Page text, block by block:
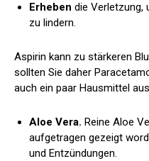
Erheben die Verletzung,
zu lindern.
Aspirin kann zu stärkeren
sollten Sie daher
auch ein paar Hausmittel
Aloe Vera. Reine Aloe
aufgetragen gezeigt
und Entzündungen.